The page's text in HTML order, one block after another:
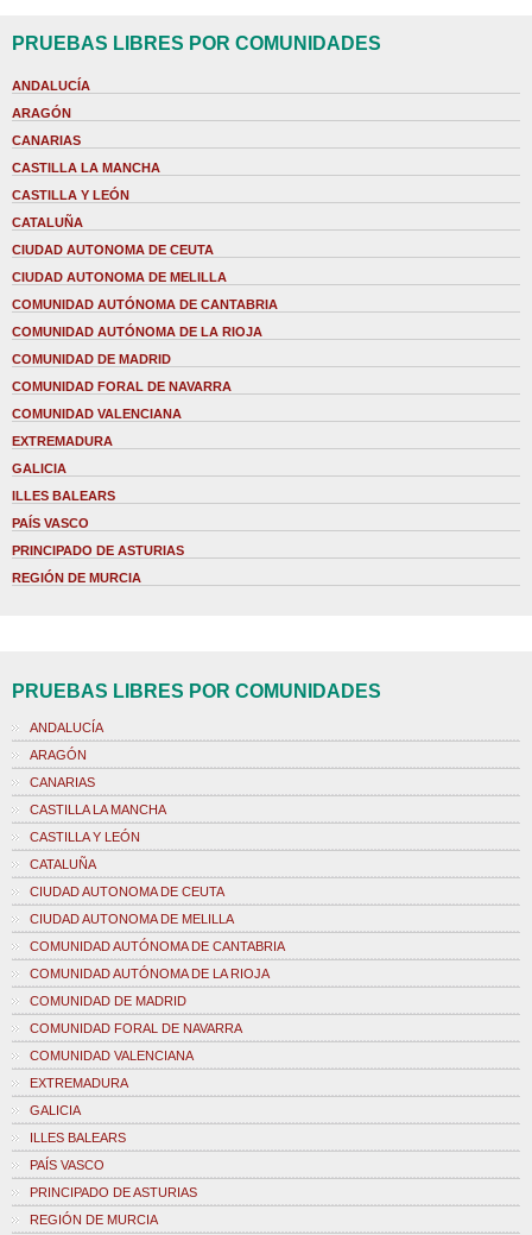
PRUEBAS LIBRES POR COMUNIDADES
ANDALUCÍA
ARAGÓN
CANARIAS
CASTILLA LA MANCHA
CASTILLA Y LEÓN
CATALUÑA
CIUDAD AUTONOMA DE CEUTA
CIUDAD AUTONOMA DE MELILLA
COMUNIDAD AUTÓNOMA DE CANTABRIA
COMUNIDAD AUTÓNOMA DE LA RIOJA
COMUNIDAD DE MADRID
COMUNIDAD FORAL DE NAVARRA
COMUNIDAD VALENCIANA
EXTREMADURA
GALICIA
ILLES BALEARS
PAÍS VASCO
PRINCIPADO DE ASTURIAS
REGIÓN DE MURCIA
PRUEBAS LIBRES POR COMUNIDADES
ANDALUCÍA
ARAGÓN
CANARIAS
CASTILLA LA MANCHA
CASTILLA Y LEÓN
CATALUÑA
CIUDAD AUTONOMA DE CEUTA
CIUDAD AUTONOMA DE MELILLA
COMUNIDAD AUTÓNOMA DE CANTABRIA
COMUNIDAD AUTÓNOMA DE LA RIOJA
COMUNIDAD DE MADRID
COMUNIDAD FORAL DE NAVARRA
COMUNIDAD VALENCIANA
EXTREMADURA
GALICIA
ILLES BALEARS
PAÍS VASCO
PRINCIPADO DE ASTURIAS
REGIÓN DE MURCIA